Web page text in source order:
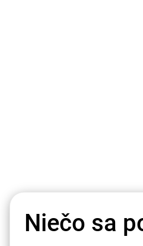
Niečo sa